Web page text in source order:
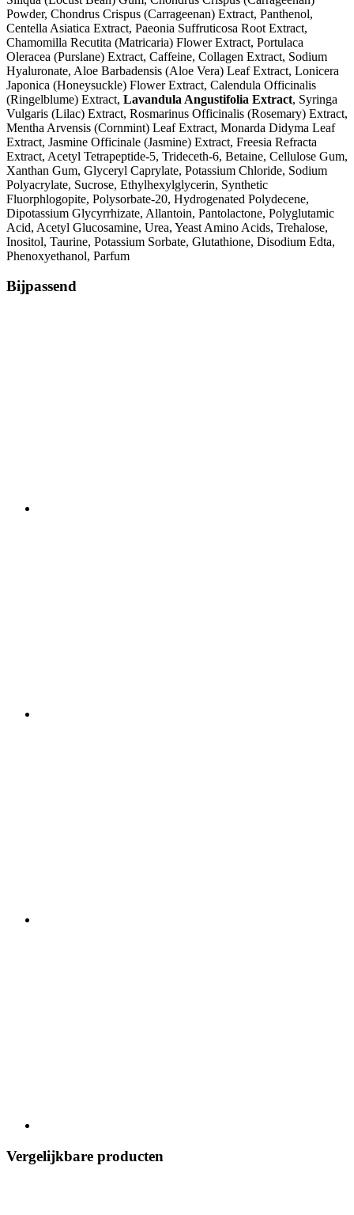
Powder, Chondrus Crispus (Carrageenan) Extract, Panthenol,
Centella Asiatica Extract, Paeonia Suffruticosa Root Extract,
Chamomilla Recutita (Matricaria) Flower Extract, Portulaca
Oleracea (Purslane) Extract, Caffeine, Collagen Extract, Sodium
Hyaluronate, Aloe Barbadensis (Aloe Vera) Leaf Extract, Lonicera
Japonica (Honeysuckle) Flower Extract, Calendula Officinalis
(Ringelblume) Extract, Lavandula Angustifolia Extract, Syringa
Vulgaris (Lilac) Extract, Rosmarinus Officinalis (Rosemary) Extract,
Mentha Arvensis (Cornmint) Leaf Extract, Monarda Didyma Leaf
Extract, Jasmine Officinale (Jasmine) Extract, Freesia Refracta
Extract, Acetyl Tetrapeptide-5, Trideceth-6, Betaine, Cellulose Gum,
Xanthan Gum, Glyceryl Caprylate, Potassium Chloride, Sodium
Polyacrylate, Sucrose, Ethylhexylglycerin, Synthetic
Fluorphlogopite, Polysorbate-20, Hydrogenated Polydecene,
Dipotassium Glycyrrhizate, Allantoin, Pantolactone, Polyglutamic
Acid, Acetyl Glucosamine, Urea, Yeast Amino Acids, Trehalose,
Inositol, Taurine, Potassium Sorbate, Glutathione, Disodium Edta,
Phenoxyethanol, Parfum
Bijpassend
Vergelijkbare producten